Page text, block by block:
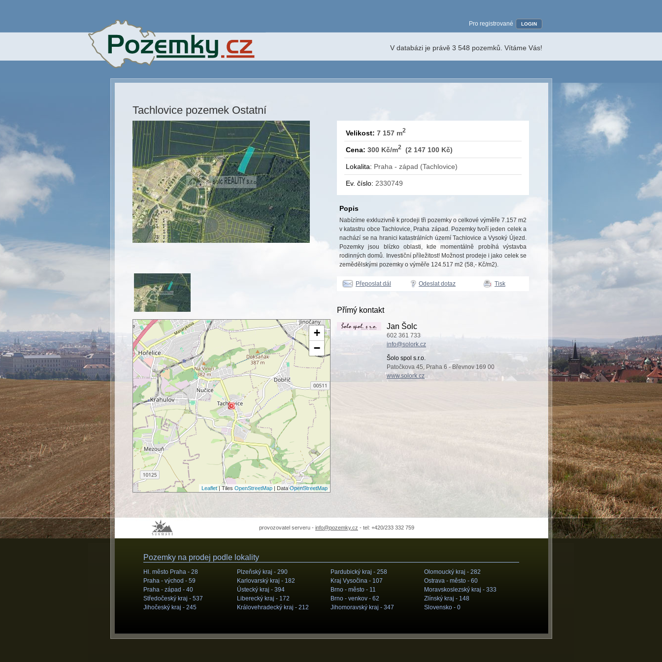
Pro registrované LOGIN
V databázi je právě 3 548 pozemků. Vítáme Vás!
Tachlovice pozemek Ostatní
+
−
Leaflet| Tiles OpenStreetMap | DataOpenStreetMap
Velikost: 7 157 m2
Cena: 300 Kč/m2 (2 147 100 Kč)
Lokalita: Praha - západ (Tachlovice)
Ev. číslo: 2330749
Popis
Nabízíme exkluzivně k prodeji tři pozemky o celkové výměře 7.157 m2
v katastru obce Tachlovice, Praha západ. Pozemky tvoří jeden celek a
nachází se na hranici katastrálních území Tachlovice a Vysoký Újezd.
Pozemky jsou blízko oblasti, kde momentálně probíhá výstavba
rodinných domů. Investiční příležitost! Možnost prodeje i jako celek se
zemědělskými pozemky o výměře 124.517 m2 (58,- Kč/m2).
Přeposlat dál Odeslat dotaz Tisk
Přímý kontakt
Jan Šolc
602 361 733
info@solork.cz
Šolo spol s.r.o.
Patočkova 45, Praha 6 - Břevnov 169 00
www.solork.cz
provozovatel serveru - info@pozemky.cz - tel: +420/233 332 759
Pozemky na prodej podle lokality
Hl. město Praha - 28
Praha - východ - 59
Praha - západ - 40
Středočeský kraj - 537
Jihočeský kraj - 245
Plzeňský kraj - 290
Karlovarský kraj - 182
Ústecký kraj - 394
Liberecký kraj - 172
Královehradecký kraj - 212
Pardubický kraj - 258
Kraj Vysočina - 107
Brno - město - 11
Brno - venkov - 62
Jihomoravský kraj - 347
Olomoucký kraj - 282
Ostrava - město - 60
Moravskoslezský kraj - 333
Zlínský kraj - 148
Slovensko - 0